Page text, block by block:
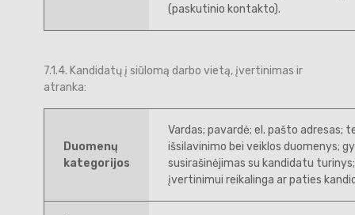
(paskutinio kontakto).
7.1.4. Kandidatų į siūlomą darbo vietą, įvertinimas ir
atranka:
Duomenų
kategorijos
Vardas; pavardė; el. pašto adresas;
išsilavinimo bei veiklos duomenys;
susirašinėjimas su kandidatu
įvertinimui reikalinga ar paties